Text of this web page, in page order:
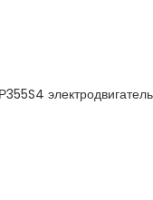
электродвигатель